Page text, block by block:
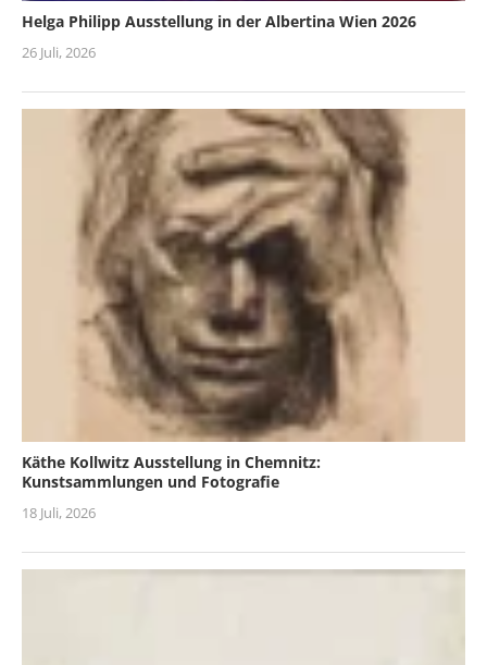
Helga Philipp Ausstellung in der Albertina Wien 2026
26 Juli, 2026
Käthe Kollwitz Ausstellung in Chemnitz:
Kunstsammlungen und Fotografie
18 Juli, 2026